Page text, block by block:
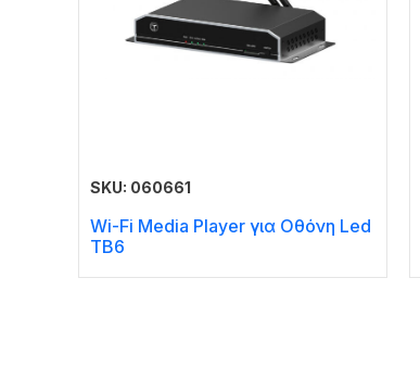
SKU: 060661
Wi-Fi Media Player για Οθόνη Led
TB6